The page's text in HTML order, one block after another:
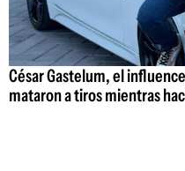
César Gastelum, el
mataron a tiros mientras